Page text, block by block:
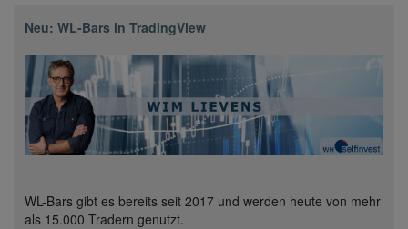
Neu: WL-Bars in TradingView
WL-Bars gibt es bereits seit 2017 und werden heute von mehr
als 15.000 Tradern genutzt.